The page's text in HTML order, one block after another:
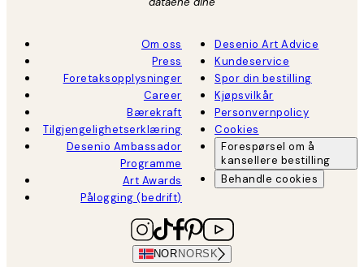
Om oss
Press
Foretaksopplysninger
Career
Bærekraft
Tilgjengelighetserklæring
Desenio Ambassador
Programme
Art Awards
Pålogging (bedrift)
Desenio Art Advice
Kundeservice
Spor din bestilling
Kjøpsvilkår
Personvernpolicy
Cookies
Forespørsel om å
kansellere bestilling
Behandle cookies
NOR NORSK